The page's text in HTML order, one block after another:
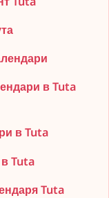
в Tuta
в Tuta
Tuta
Tuta